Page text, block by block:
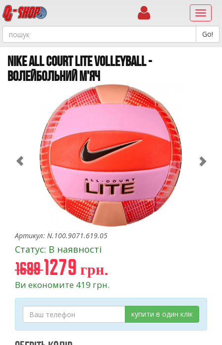
NIKE ALL COURT LITE VOLLEYBALL -
ВОЛЕЙБОЛЬНИЙ М'ЯЧ
Артикул: N.100.9071.619.05
Статус: В наявності
16981279 грн.
Ви економите 419 грн.
купити в один клік